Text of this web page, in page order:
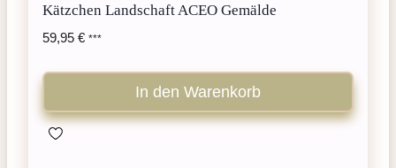
Kätzchen Landschaft ACEO Gemälde
59,95 € ***
In den Warenkorb